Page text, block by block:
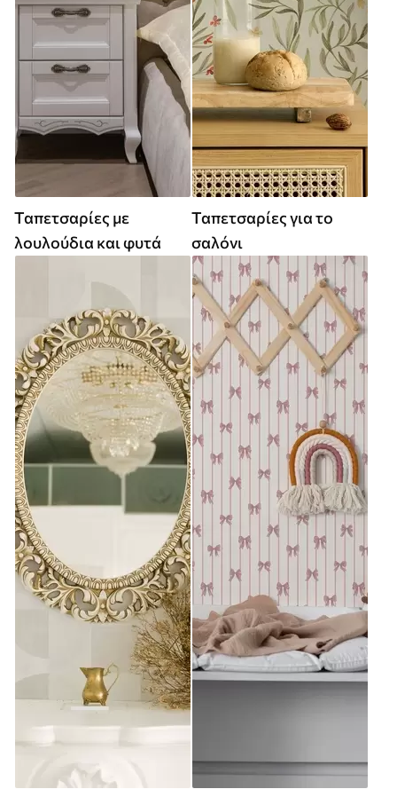
Ταπετσαρίες με
λουλούδια και φυτά
Ταπετσαρίες για το
σαλόνι